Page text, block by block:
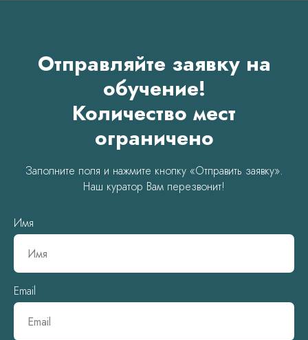
Отправляйте заявку на
обучение!
Количество мест
ограничено
Заполните поля и нажмите кнопку «Отправить заявку».
Наш куратор Вам перезвонит!
Имя
Email